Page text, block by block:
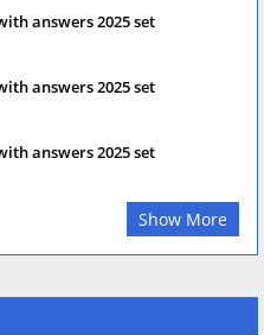
answers 2025 set
answers 2025 set
answers 2025 set
Show More